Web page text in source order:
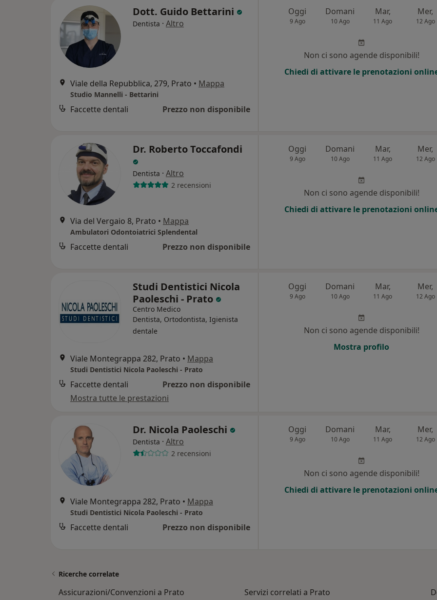
Dott. Guido Bettarini
Dentista · Altro
Viale della Repubblica, 279, Prato • Mappa
Studio Mannelli - Bettarini
Faccette dentali Prezzo non disponibile
Oggi
9 Ago
Domani
10 Ago
Mar,
11 Ago
Mer,
12 Ago
Non ci sono agende disponibili!
Chiedi di attivare le prenotazioni
Dr. Roberto Toccafondi
Dentista · Altro
2 recensioni
Via del Vergaio 8, Prato • Mappa
Ambulatori Odontoiatrici Splendental
Faccette dentali Prezzo non disponibile
Oggi
9 Ago
Domani
10 Ago
Mar,
11 Ago
Mer,
12 Ago
Non ci sono agende disponibili!
Chiedi di attivare le prenotazioni
Studi Dentistici Nicola
Paoleschi - Prato
Centro Medico
Dentista, Ortodontista, Igienista
dentale
Viale Montegrappa 282, Prato • Mappa
Studi Dentistici Nicola Paoleschi - Prato
Faccette dentali
Prezzo non disponibile
Mostra tutte le prestazioni
Oggi
9 Ago
Domani
10 Ago
Mar,
11 Ago
Mer,
12 Ago
Non ci sono agende disponibili!
Mostra profilo
Dr. Nicola Paoleschi
Dentista · Altro
2 recensioni
Viale Montegrappa 282, Prato • Mappa
Studi Dentistici Nicola Paoleschi - Prato
Faccette dentali Prezzo non disponibile
Oggi
9 Ago
Domani
10 Ago
Mar,
11 Ago
Mer,
12 Ago
Non ci sono agende disponibili!
Chiedi di attivare le prenotazioni
Ricerche correlate
Assicurazioni/Convenzioni a Prato Servizi correlati a Prato